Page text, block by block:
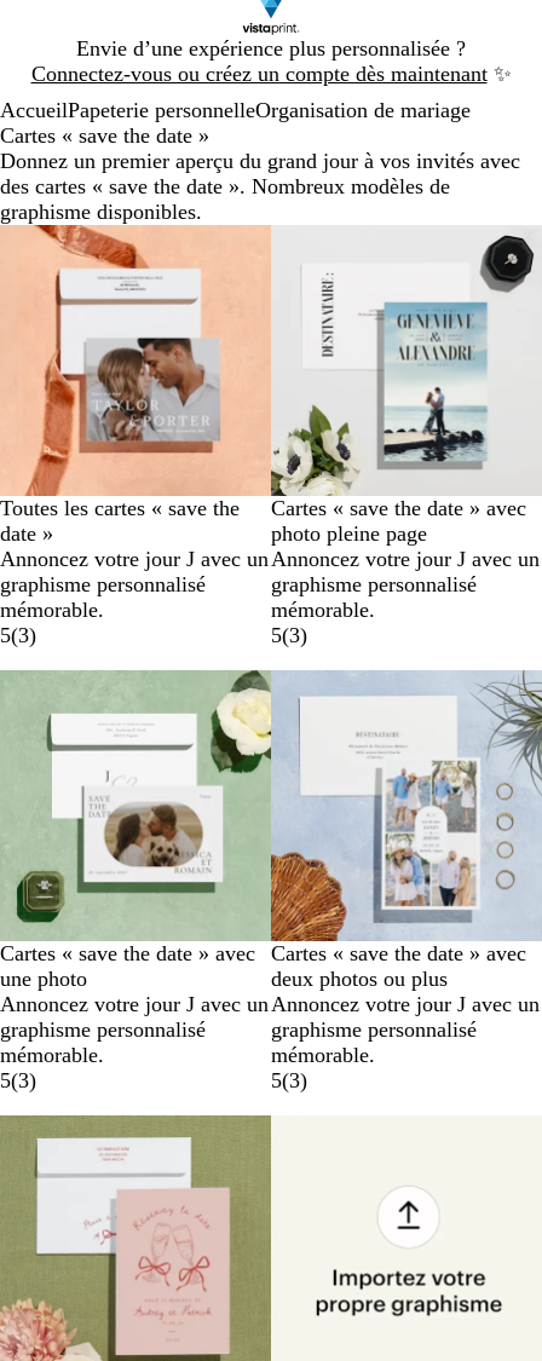
Envie d’une expérience plus personnalisée ?
Connectez-vous ou créez un compte dès maintenant ✨
Diapositive
1
AccueilPapeterie personnelleOrganisation de mariage
Cartes « save the date »
Donnez un premier aperçu du grand jour à vos invités avec
des cartes « save the date ». Nombreux modèles de
graphisme disponibles.
Toutes les cartes « save the
date »
Annoncez votre jour J avec un
graphisme personnalisé
mémorable.
5(3)
Cartes « save the date » avec
photo pleine page
Annoncez votre jour J avec un
graphisme personnalisé
mémorable.
5(3)
Cartes « save the date » avec
une photo
Annoncez votre jour J avec un
graphisme personnalisé
mémorable.
5(3)
Cartes « save the date » avec
deux photos ou plus
Annoncez votre jour J avec un
graphisme personnalisé
mémorable.
5(3)